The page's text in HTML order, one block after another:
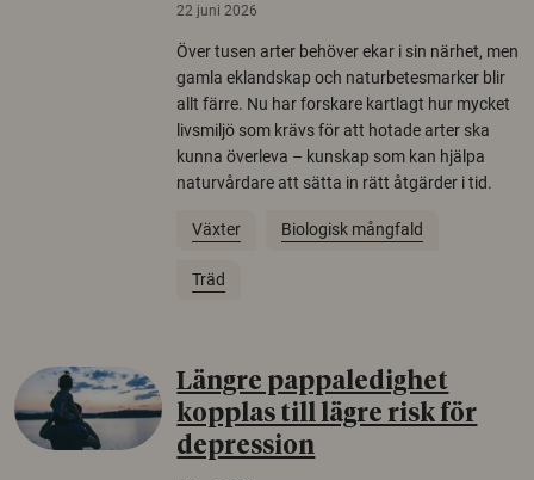
22 juni 2026
Över tusen arter behöver ekar i sin närhet, men
gamla eklandskap och naturbetesmarker blir
allt färre. Nu har forskare kartlagt hur mycket
livsmiljö som krävs för att hotade arter ska
kunna överleva – kunskap som kan hjälpa
naturvårdare att sätta in rätt åtgärder i tid.
Växter Biologisk mångfald
Träd
Längre pappaledighet
kopplas till lägre risk för
depression